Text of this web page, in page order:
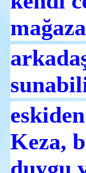
Keza,